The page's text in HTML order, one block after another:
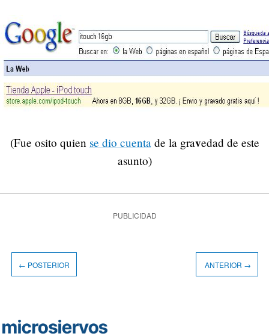
(Fue osito quien se dio cuentade la gravedad de este
asunto)
PUBLICIDAD
← POSTERIOR ANTERIOR →